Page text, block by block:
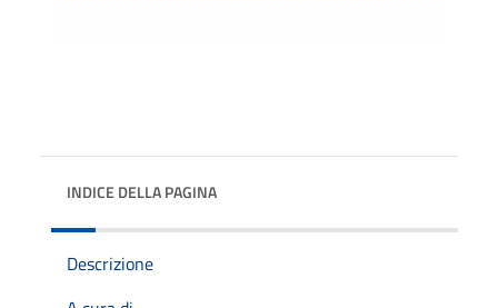
INDICE DELLA PAGINA
Descrizione